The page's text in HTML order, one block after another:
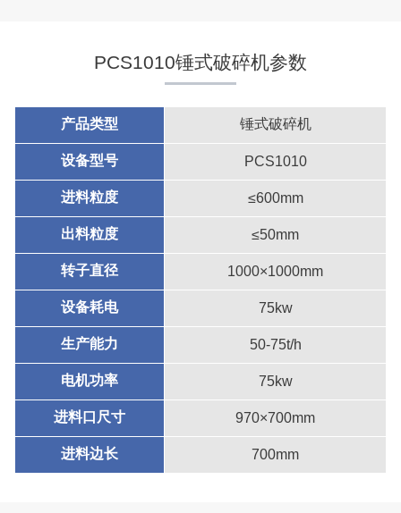
PCS1010锤式破碎机参数
产品类型 锤式破碎机
设备型号 PCS1010
进料粒度 ≤600mm
出料粒度 ≤50mm
转子直径 1000×1000mm
设备耗电 75kw
生产能力 50-75t/h
电机功率 75kw
进料口尺寸 970×700mm
进料边长 700mm